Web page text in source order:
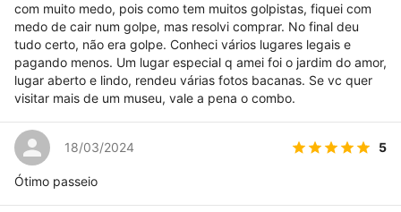
com muito medo, pois como tem muitos golpistas, fiquei com
medo de cair num golpe, mas resolvi comprar. No final deu
tudo certo, não era golpe. Conheci vários lugares legais e
pagando menos. Um lugar especial q amei foi o jardim do amor,
lugar aberto e lindo, rendeu várias fotos bacanas. Se vc quer
visitar mais de um museu, vale a pena o combo.
18/03/2024 5
Ótimo passeio